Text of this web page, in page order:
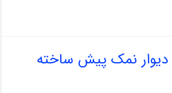
دیوار نمک پیش ساخته